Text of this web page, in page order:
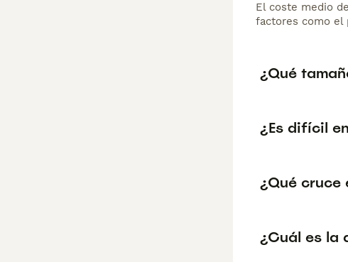
El coste medio
factores como el
¿Qué
¿Es difícil
¿Qué cruce
¿Cuál es la